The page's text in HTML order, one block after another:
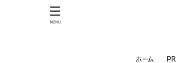
ホーム PR
MENU